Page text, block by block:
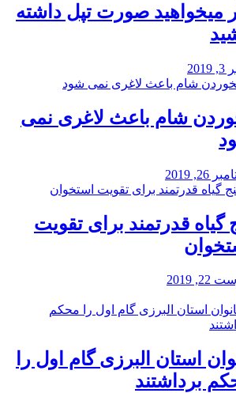
میخواهید صورت تپل داشته
شام باعث لاغری نمی
26, 2019
گیاه قدرتمند برای تقویت
2019
استان البرزی گام اول را
برداشتند